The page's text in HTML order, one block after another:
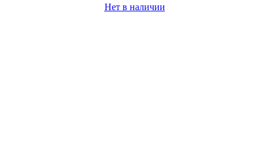
Нет в наличии